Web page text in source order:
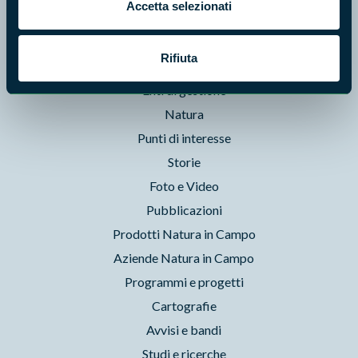
Accetta selezionati
Rifiuta
News e appuntamenti
Natura
Punti di interesse
Storie
Foto e Video
Pubblicazioni
Prodotti Natura in Campo
Aziende Natura in Campo
Programmi e progetti
Cartografie
Avvisi e bandi
Studi e ricerche